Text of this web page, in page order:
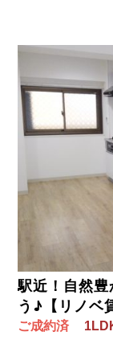
駅近！自然
う♪【リノベ
ご成約済